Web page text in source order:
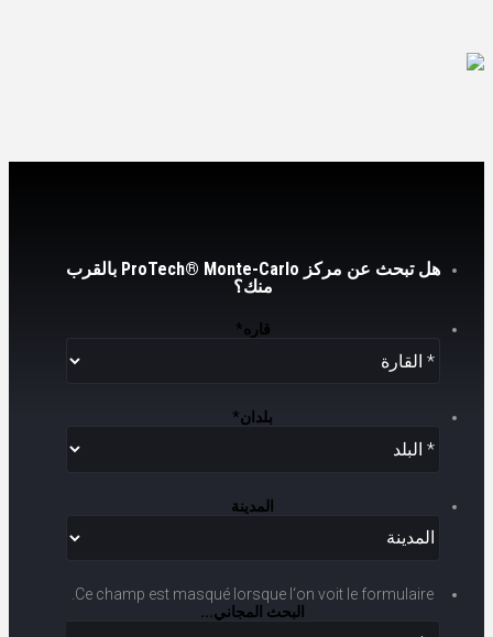
هل تبحث عن مركز ProTech® Monte-Carlo بالقرب
منك؟
قاره*
بلدان*
المدينة
Ce champ est masqué lorsque l‘on voit le formulaire.
البحث المجاني...